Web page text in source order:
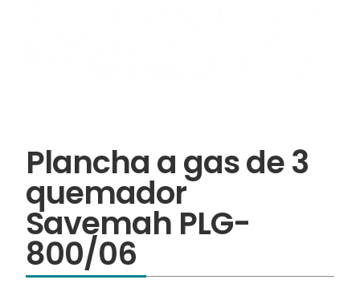
Plancha a gas de 3
quemador
Savemah PLG-
800/06